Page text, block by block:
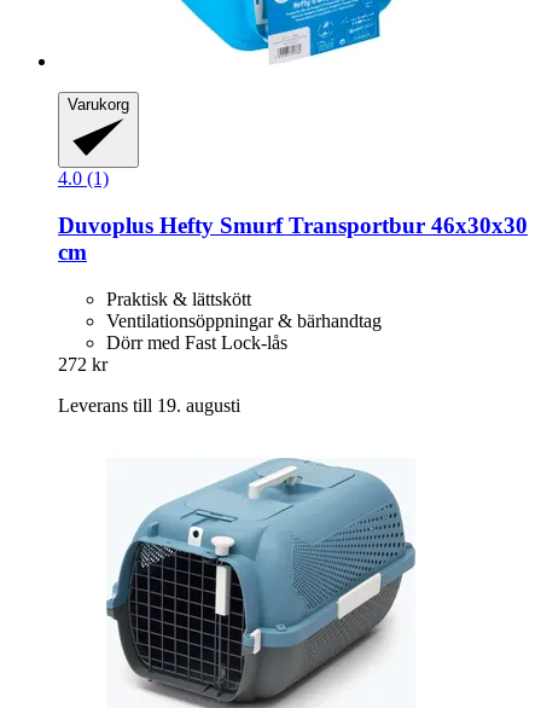
Varukorg
4.0 (1)
Duvoplus Hefty Smurf Transportbur 46x30x30
cm
Praktisk & lättskött
Ventilationsöppningar & bärhandtag
Dörr med Fast Lock-lås
272 kr
Leverans till 19. augusti